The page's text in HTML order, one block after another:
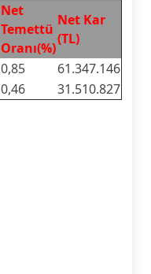
Net
Temettü
Oranı(%)
Net Kar
(TL)
0,85
61.347.146
0,46 31.510.827